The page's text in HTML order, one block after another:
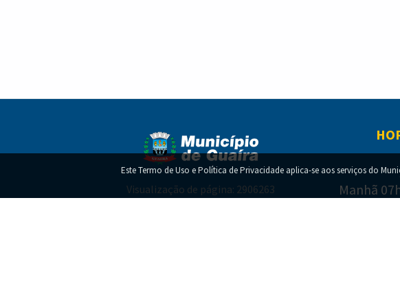
Visualização de página: 2906263
Manhã
Este Termo de Uso e Política de Privacidade aplica-se aos serviços do